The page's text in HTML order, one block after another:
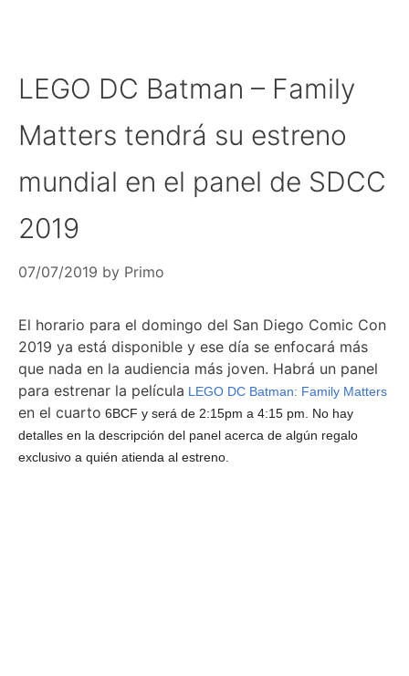
LEGO DC Batman – Family
Matters tendrá su estreno
mundial en el panel de SDCC
2019
07/07/2019 by Primo
El horario para el domingo del San Diego Comic Con
2019 ya está disponible y ese día se enfocará más
que nada en la audiencia más joven. Habrá un panel
para estrenar la película LEGO DC Batman: Family Matters
en el cuarto 6BCF y será de 2:15pm a 4:15 pm. No hay
detalles en la descripción del panel acerca de algún regalo
exclusivo a quién atienda al estreno.